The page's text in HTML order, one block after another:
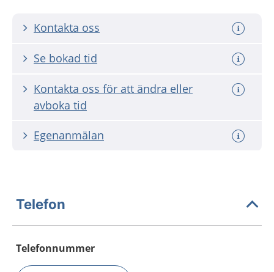
Kontakta oss
Se bokad tid
Kontakta oss för att ändra eller
avboka tid
Egenanmälan
Telefon
Telefonnummer